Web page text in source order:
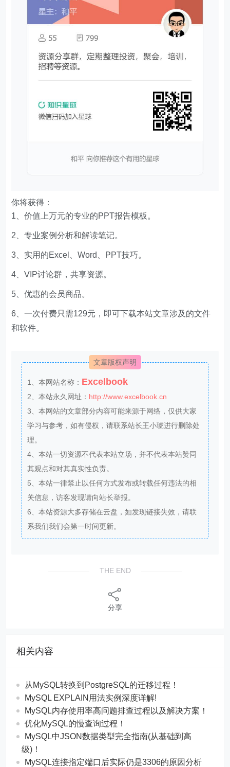
你将获得：
1、价值上万元的专业的PPT报告模板。
2、专业案例分析和解读笔记。
3、实用的Excel、Word、PPT技巧。
4、VIP讨论群，共享资源。
5、优惠的会员商品。
6、一次付费只需129元，即可下载本站文章涉及的文件
和软件。
文章版权声明
1、本网站名称： Excelbook
2、本站永久网址： http://www.excelbook.cn
3、本网站的文章部分内容可能来源于网络，仅供大家
学习与参考，如有侵权，请联系站长王小琥进行删除处
理。
4、本站一切资源不代表本站立场，并不代表本站赞同
其观点和对其真实性负责。
5、本站一律禁止以任何方式发布或转载任何违法的相
关信息，访客发现请向站长举报。
6、本站资源大多存储在云盘，如发现链接失效，请联
系我们我们会第一时间更新。
THE END
分享
相关内容
从MySQL转换到PostgreSQL的迁移过程！
MySQL EXPLAIN用法实例深度详解!
MySQL内存使用率高问题排查过程以及解决方案！
优化MySQL的慢查询过程！
MySQL中JSON数据类型完全指南(从基础到高
级)！
MySQL连接指定端口后实际仍是3306的原因分析